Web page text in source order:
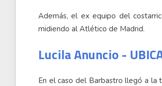
Además, el ex equipo del
midiendo al Atlético de Madrid.
Lucila Anuncio -
En el caso del Barbastro llegó a la